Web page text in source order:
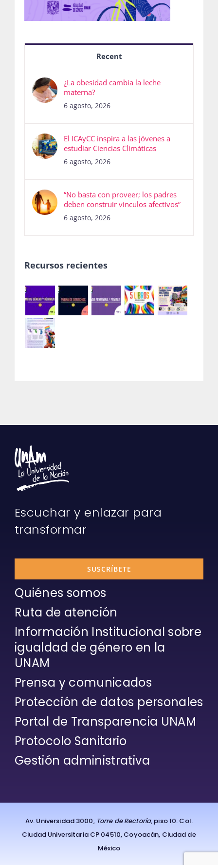
Recent
¿La obesidad cambia la leche
materna?
6 agosto, 2026
El ICAyCC inspira a las jóvenes a
estudiar Ciencias Climáticas
6 agosto, 2026
“No basta con proveer; los padres
deben construir vínculos afectivos”
6 agosto, 2026
Recursos recientes
Escuchar y enlazar para
transformar
SUSCRÍBETE
Quiénes somos
Ruta de atención
Información Institucional sobre
igualdad de género en la
UNAM
Prensa y comunicados
Protección de datos personales
Portal de Transparencia UNAM
Protocolo Sanitario
Gestión administrativa
Av. Universidad 3000, Torre de Rectoría, piso 10. Col.
Ciudad Universitaria CP 04510, Coyoacán, Ciudad de
México